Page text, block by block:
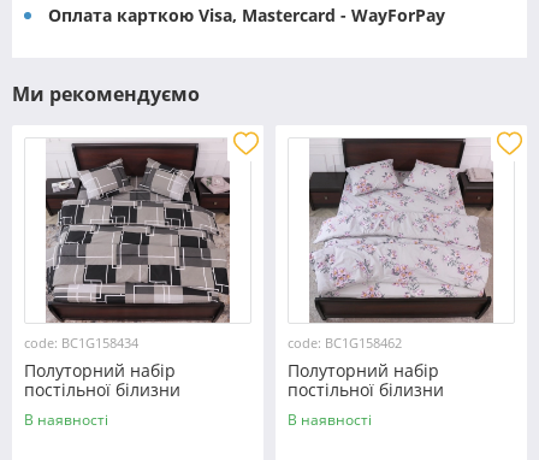
Оплата карткою Visa, Mastercard - WayForPay
Ми рекомендуємо
code: BC1G158434
Полуторний набір
постільної білизни
150*220 із Бязі "Gold"
№158434 Черешенка™
В наявності
code: BC1G158462
Полуторний набір
постільної білизни
150*220 із Бязі "Gold"
№158462 Черешенька™
В наявності